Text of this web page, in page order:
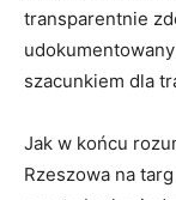
transparentnie
szacunkiem dla
Jak w końcu
Rzeszowa na